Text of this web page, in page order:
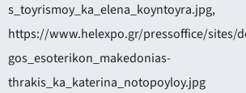
s_toyrismoy_ka_elena_koyntoyra.jpg,
https://www.helexpo.gr/pressoffice/sites/
gos_esoterikon_makedonias-
thrakis_ka_katerina_notopoyloy.jpg